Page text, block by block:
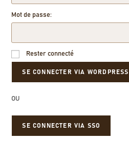
Mot de passe:
Rester connecté
OU
SE CONNECTER VIA SSO